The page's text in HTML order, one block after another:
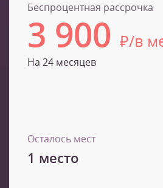
Беспроцентная рассрочка
3 900 ₽/в
На 24 месяцев
Осталось мест
1 место